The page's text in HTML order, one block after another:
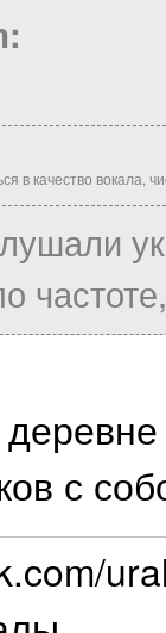
в качество вокала,
с